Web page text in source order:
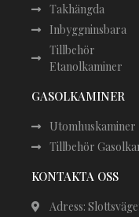
Takhängda
Inbyggninsbara
Tillbehör
Etanolkaminer
GASOLKAMINER
Utomhuskaminer
Tillbehör
KONTAKTA OSS
Adress: